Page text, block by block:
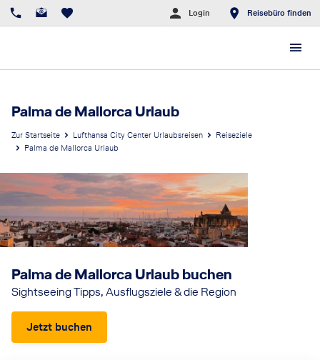
Login Reisebüro finden
Palma de Mallorca Urlaub
Zur Startseite Lufthansa City Center Urlaubsreisen
Reiseziele
Palma de Mallorca Urlaub
Palma de Mallorca Urlaub buchen
Sightseeing Tipps, Ausflugsziele & die Region
Jetzt buchen